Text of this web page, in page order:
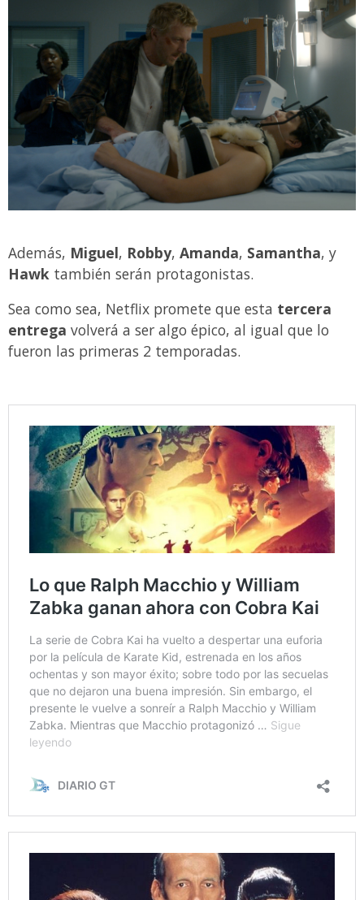
Además, Miguel, Robby, Amanda, Samantha, y
Hawk también serán protagonistas.
Sea como sea, Netflix promete que esta tercera
entrega volverá a ser algo épico, al igual que lo
fueron las primeras 2 temporadas.